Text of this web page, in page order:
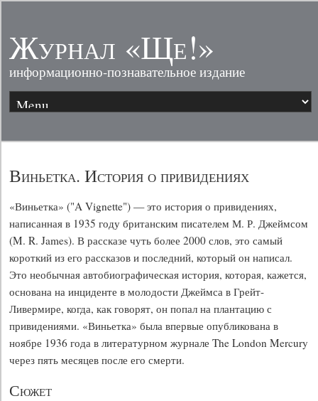
Журнал «Ще!»
информационно-познавательное издание
Виньетка. История о привидениях
«Виньетка» ("A Vignette") — это история о привидениях,
написанная в 1935 году британским писателем М. Р. Джеймсом
(M. R. James). В рассказе чуть более 2000 слов, это самый
короткий из его рассказов и последний, который он написал.
Это необычная автобиографическая история, которая, кажется,
основана на инциденте в молодости Джеймса в Грейт-
Ливермире, когда, как говорят, он попал на плантацию с
привидениями. «Виньетка» была впервые опубликована в
ноябре 1936 года в литературном журнале The London Mercury
через пять месяцев после его смерти.
Сюжет